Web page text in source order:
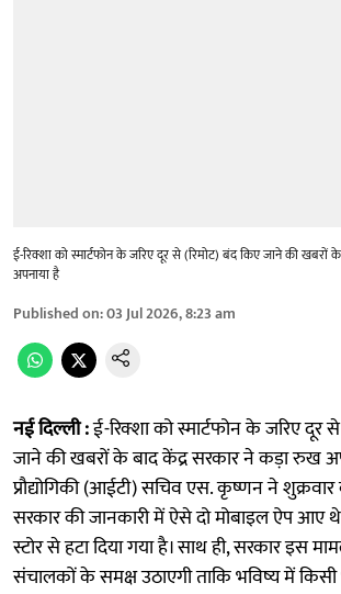
ई-रिक्शा को स्मार्टफोन के जरिए दूर से (रिमोट) बंद किए जाने की
अपनाया है
Published on:03 Jul 2026, 8:23 am
नई दिल्ली :ई-रिक्शा को स्मार्टफोन के जरिए दूर
जाने की खबरों के बाद केंद्र सरकार ने कड़ा रुख
प्रौद्योगिकी (आईटी) सचिव एस. कृष्णन ने
सरकार की जानकारी में ऐसे दो मोबाइल ऐप आए
स्टोर से हटा दिया गया है। साथ ही, सरकार इस
संचालकों के समक्ष उठाएगी ताकि भविष्य में